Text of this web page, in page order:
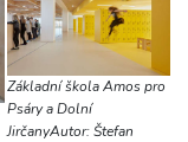
Základní škola Amos pro
Psáry a Dolní
JirčanyAutor: Štefan